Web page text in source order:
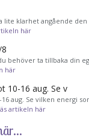
lite klarhet angående den
här
behöver ta tillbaka din
här
10-16 aug. Se v
aug. Se vilken energi
artikeln här